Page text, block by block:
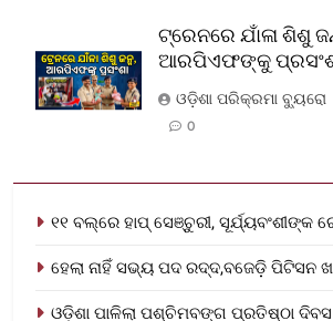
ଟ୍ରେନରେ ଯାଁଳା ଶିଶୁ
ଆରପିଏଫଙ୍କୁ
ଓଡ଼ିଶା ପରିକ୍ରମା ବ୍ୟୁରୋ
0
୧୧ ବଲ୍‌ରେ ହାପ୍ ସେଞ୍ଚୁରୀ, ସୂର୍ଯ୍ୟବଂଶୀଙ୍କ
ହେଲା ନାହିଁ ସଭ୍ୟ ପଦ ରଦ୍ଦ,ବଜେଡ଼ି ପିଟିସନ
ଓଡ଼ିଶା ପାଳିଲା ପଶ୍ଚିମବଙ୍ଗ ପ୍ରତିଷ୍ଠା ଦିବସ